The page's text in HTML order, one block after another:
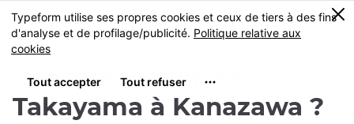
Skip
to
main
MENU
0
Comment aller de
Takayama à Kanazawa ?